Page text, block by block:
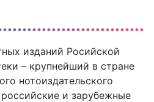
изданий Росийской
– крупнейший в стране
нотоиздательского
и зарубежные